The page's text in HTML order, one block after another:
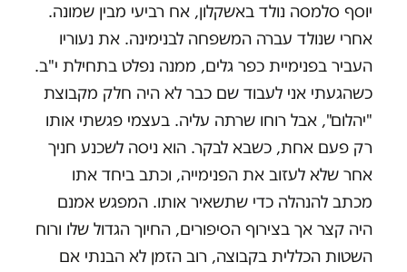
יוסף סלמסה נולד באשקלון, אח רביעי מבין שמונה.
אחרי שנולד עברה המשפחה לבנימינה. את נעוריו
העביר בפנימיית כפר גלים, ממנה נפלט בתחילת י"ב.
כשהגעתי אני לעבוד שם כבר לא היה חלק מקבוצת
"יהלום", אבל רוחו שרתה עליה. בעצמי פגשתי אותו
רק פעם אחת, כשבא לבקר. הוא ניסה לשכנע חניך
אחר שלא לעזוב את הפנימייה, וכתב ביחד אתו
מכתב להנהלה כדי שתשאיר אותו. המפגש אמנם
היה קצר אך בצירוף הסיפורים, החיוך הגדול שלו ורוח
השטות הכללית בקבוצה, רוב הזמן לא הבנתי אם